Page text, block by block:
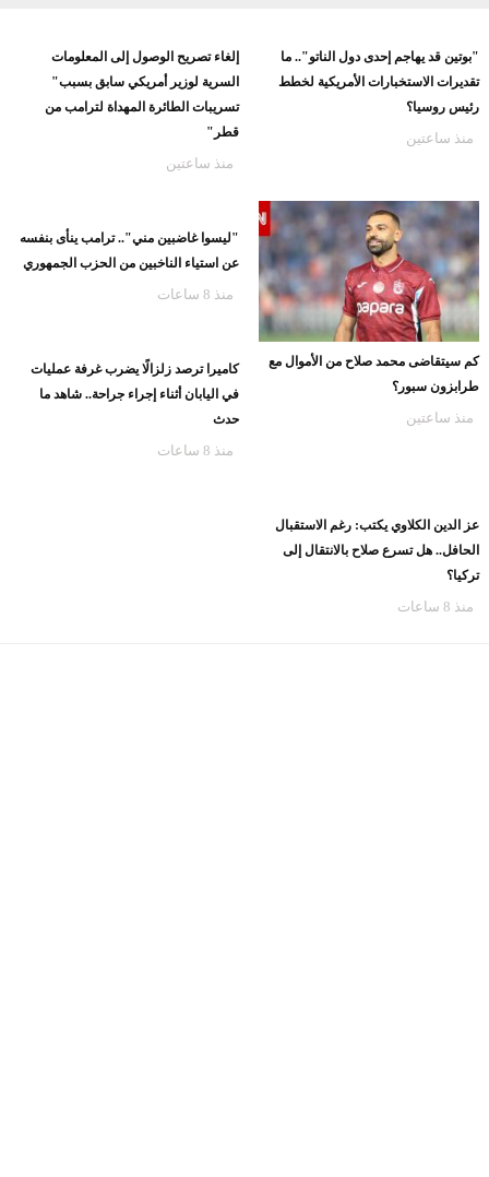
"بوتين قد يهاجم إحدى دول الناتو".. ما
تقديرات الاستخبارات الأمريكية لخطط
رئيس روسيا؟
منذ ساعتين
إلغاء تصريح الوصول إلى المعلومات
السرية لوزير أمريكي سابق بسبب"
تسريبات الطائرة المهداة لترامب من
قطر"
منذ ساعتين
كم سيتقاضى محمد صلاح من الأموال مع
طرابزون سبور؟
منذ ساعتين
"ليسوا غاضبين مني".. ترامب ينأى بنفسه
عن استياء الناخبين من الحزب الجمهوري
منذ 8 ساعات
كاميرا ترصد زلزالًا يضرب غرفة عمليات
في اليابان أثناء إجراء جراحة.. شاهد ما
حدث
منذ 8 ساعات
عز الدين الكلاوي يكتب: رغم الاستقبال
الحافل.. هل تسرع صلاح بالانتقال إلى
تركيا؟
منذ 8 ساعات